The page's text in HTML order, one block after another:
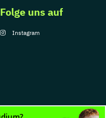
Folge uns auf
Instagram